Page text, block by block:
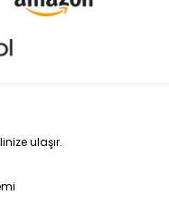
ulaşır.